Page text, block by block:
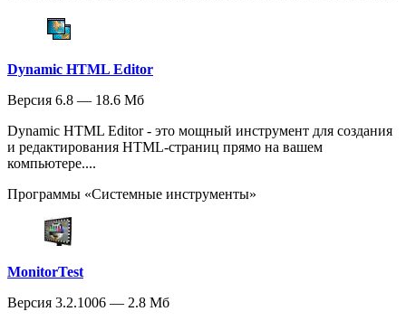
Dynamic HTML Editor
Версия 6.8 — 18.6 Мб
Dynamic HTML Editor - это мощный инструмент для создания
и редактирования HTML-страниц прямо на вашем
компьютере....
Программы «Системные инструменты»
MonitorTest
Версия 3.2.1006 — 2.8 Мб